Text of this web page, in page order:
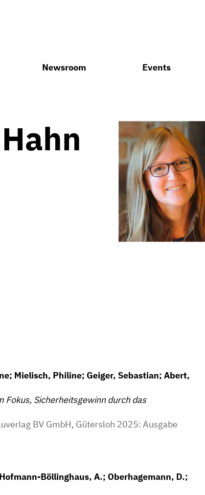
Newsroom Events
Mielisch, Philine; Geiger, Sebastian; Abert,
Sicherheitsgewinn durch das
BV GmbH, Gütersloh 2025: Ausgabe
Böllinghaus, A.; Oberhagemann, D.;